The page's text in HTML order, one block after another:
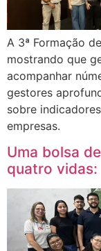
A 3ª Formação
mostrando que
acompanhar
gestores
sobre
empresas.
Uma bolsa
quatro vidas: